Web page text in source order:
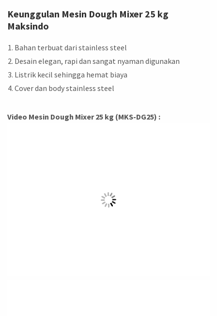
Keunggulan Mesin Dough Mixer 25 kg
Maksindo
Bahan terbuat dari stainless steel
Desain elegan, rapi dan sangat nyaman digunakan
Listrik kecil sehingga hemat biaya
Cover dan body stainless steel
Video Mesin Dough Mixer 25 kg (MKS-DG25) :